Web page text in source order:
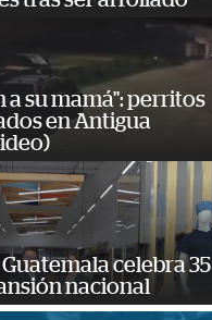
a su mamá": perritos
en Antigua
celebra 35
nacional